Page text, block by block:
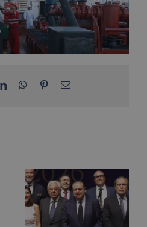
LinkedInWhatsApp
PinterestEmail